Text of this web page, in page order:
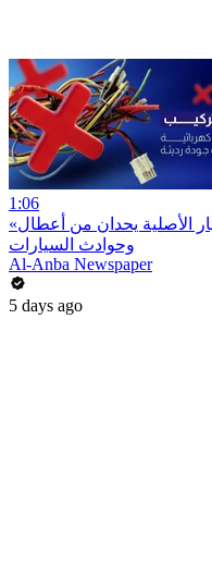
1:06
«الإطفاء»: استبدال الإطارات وقطع الغيار الأصلية يحدان من أعطال
وحوادث السيارات
Al-Anba Newspaper
5 days ago